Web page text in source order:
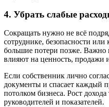
4. Убрать слабые
Сокращать нужно не всё
сотруднике, безопасности или
большие потери позже. Важно
влияют на ценность, продажи
Если собственник лично
документы и спасает каждый
потолком бизнеса. Рост
руководителей и показателей.